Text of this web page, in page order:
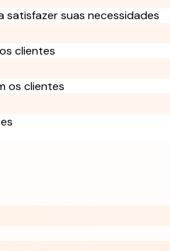
satisfazer suas necessidades
clientes
os clientes